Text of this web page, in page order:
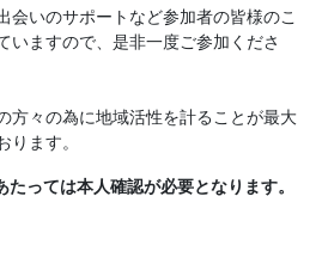
会いのサポートなど参加者の皆様のこ
いますので、是非一度ご参加くださ
方々の為に地域活性を計ることが最大
ます。
っては本人確認が必要となります。